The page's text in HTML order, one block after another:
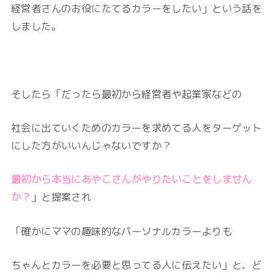
経営者さんのお役にたてるカラーをしたい」という話を
しました。
そしたら「だったら最初から経営者や起業家などの
社会に出ていくためのカラーを求めてる人をターゲット
にした方がいいんじゃないですか？
最初から本当にあやこさんがやりたいことをしません
か？ 」と提案され
「確かにママの趣味的なパーソナルカラーよりも
ちゃんとカラーを必要と思ってる人に伝えたい」と、ど